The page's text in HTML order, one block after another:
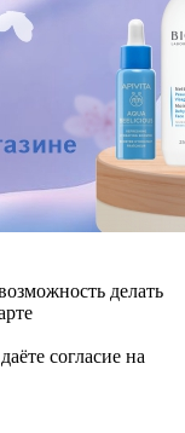
делать
согласие на